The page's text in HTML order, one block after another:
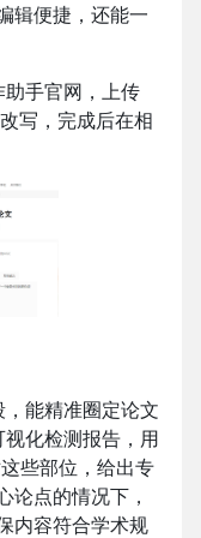
辑便捷，还能一
助手官网，上传
写，完成后在相
，能精准圈定论文
化检测报告，用
些部位，给出专
论点的情况下，
内容符合学术规